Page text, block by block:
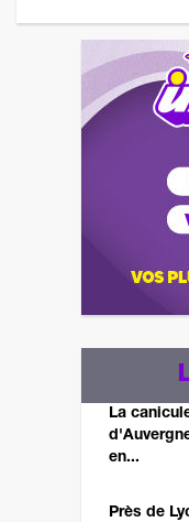
La
en...
Près de